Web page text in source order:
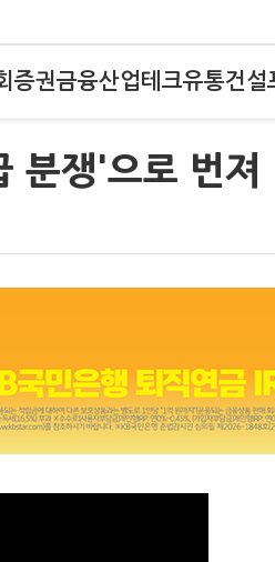
증권금융산업테크유통건설
분쟁'으로 번져